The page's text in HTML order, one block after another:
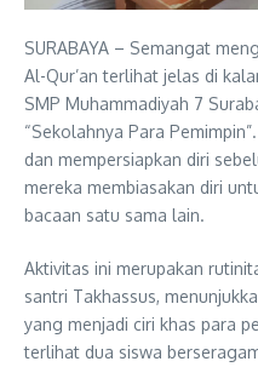
SURABAYA – Semangat
Al-Qur’an terlihat jelas di
SMP Muhammadiyah 7
“Sekolahnya Para
dan mempersiapkan diri
mereka membiasakan diri
bacaan satu sama lain.
Aktivitas ini merupakan
santri Takhassus,
yang menjadi ciri khas para
terlihat dua siswa